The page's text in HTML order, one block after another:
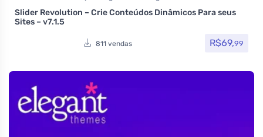
Avaliação
Slider Revolution – Crie Conteúdos Dinâmicos Para seus
Sites – v7.1.5
811 vendas R$69,99